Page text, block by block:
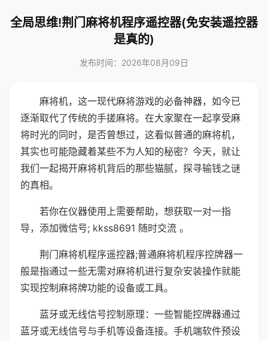
全局思维!荆门麻将机程序遥控器(免安装遥控器
是真的)
发布时间：2026年08月09日
麻将机，这一现代麻将游戏的必备神器，如今已
逐渐取代了传统的手搓麻将。在大家聚在一起享受麻
将时光的同时，是否曾想过，这看似普通的麻将机，
其实也可能隐藏着某些不为人知的秘密？今天，就让
我们一起揭开麻将机背后的那些猫腻，探寻输钱之谜
的真相。
若你在仪器使用上需要帮助，想获取一对一指
导，添加微信号; kkss8691 随时交流 。
荆门麻将机程序遥控器;普通麻将机程序控牌器一
般是指通过一些无需对麻将机进行复杂安装操作就能
实现控制麻将牌功能的设备或工具。
蓝牙或无线信号控制原理：一些智能控牌器通过
蓝牙或无线信号与手机等设备连接。手机端软件预设